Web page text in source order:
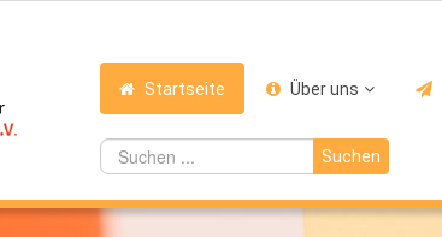
Startseite Über uns
Suchen